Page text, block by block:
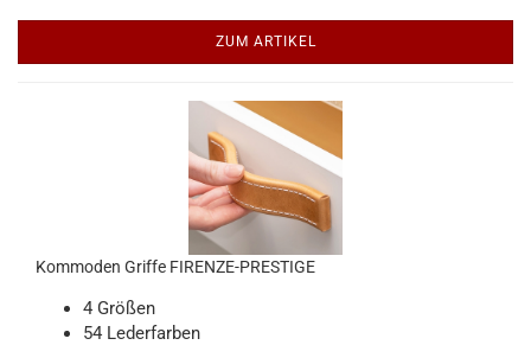
ZUM ARTIKEL
Kommoden Griffe FIRENZE-PRESTIGE
4 Größen
54 Lederfarben